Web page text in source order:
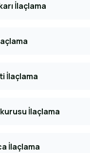
İlaçlama
İlaçlama
İlaçlama
İlaçlama